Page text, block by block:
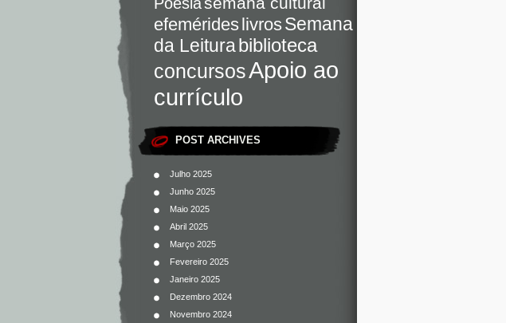
efemérideslivrosSemana
da Leiturabiblioteca
concursosApoio ao
currículo
POST ARCHIVES
Julho 2025
Junho 2025
Maio 2025
Abril 2025
Março 2025
Fevereiro 2025
Janeiro 2025
Dezembro 2024
Novembro 2024